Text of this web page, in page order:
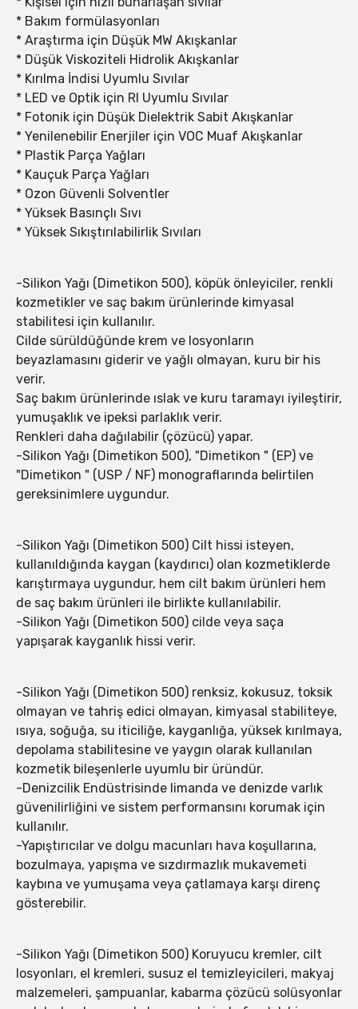
* Bakım formülasyonları
* Araştırma için Düşük MW Akışkanlar
* Düşük Viskoziteli Hidrolik Akışkanlar
* Kırılma İndisi Uyumlu Sıvılar
* LED ve Optik için RI Uyumlu Sıvılar
* Fotonik için Düşük Dielektrik Sabit Akışkanlar
* Yenilenebilir Enerjiler için VOC Muaf Akışkanlar
* Plastik Parça Yağları
* Kauçuk Parça Yağları
* Ozon Güvenli Solventler
* Yüksek Basınçlı Sıvı
* Yüksek Sıkıştırılabilirlik Sıvıları
-Silikon Yağı (Dimetikon 500), köpük önleyiciler, renkli
kozmetikler ve saç bakım ürünlerinde kimyasal
stabilitesi için kullanılır.
Cilde sürüldüğünde krem ve losyonların
beyazlamasını giderir ve yağlı olmayan, kuru bir his
verir.
Saç bakım ürünlerinde ıslak ve kuru taramayı iyileştirir,
yumuşaklık ve ipeksi parlaklık verir.
Renkleri daha dağılabilir (çözücü) yapar.
-Silikon Yağı (Dimetikon 500), "Dimetikon " (EP) ve
"Dimetikon " (USP / NF) monograflarında belirtilen
gereksinimlere uygundur.
-Silikon Yağı (Dimetikon 500) Cilt hissi isteyen,
kullanıldığında kaygan (kaydırıcı) olan kozmetiklerde
karıştırmaya uygundur, hem cilt bakım ürünleri hem
de saç bakım ürünleri ile birlikte kullanılabilir.
-Silikon Yağı (Dimetikon 500) cilde veya saça
yapışarak kayganlık hissi verir.
-Silikon Yağı (Dimetikon 500) renksiz, kokusuz, toksik
olmayan ve tahriş edici olmayan, kimyasal stabiliteye,
ısıya, soğuğa, su iticiliğe, kayganlığa, yüksek kırılmaya,
depolama stabilitesine ve yaygın olarak kullanılan
kozmetik bileşenlerle uyumlu bir üründür.
-Denizcilik Endüstrisinde limanda ve denizde varlık
güvenilirliğini ve sistem performansını korumak için
kullanılır.
-Yapıştırıcılar ve dolgu macunları hava koşullarına,
bozulmaya, yapışma ve sızdırmazlık mukavemeti
kaybına ve yumuşama veya çatlamaya karşı direnç
gösterebilir.
-Silikon Yağı (Dimetikon 500) Koruyucu kremler, cilt
losyonları, el kremleri, susuz el temizleyicileri, makyaj
malzemeleri, şampuanlar, kabarma çözücü solüsyonlar